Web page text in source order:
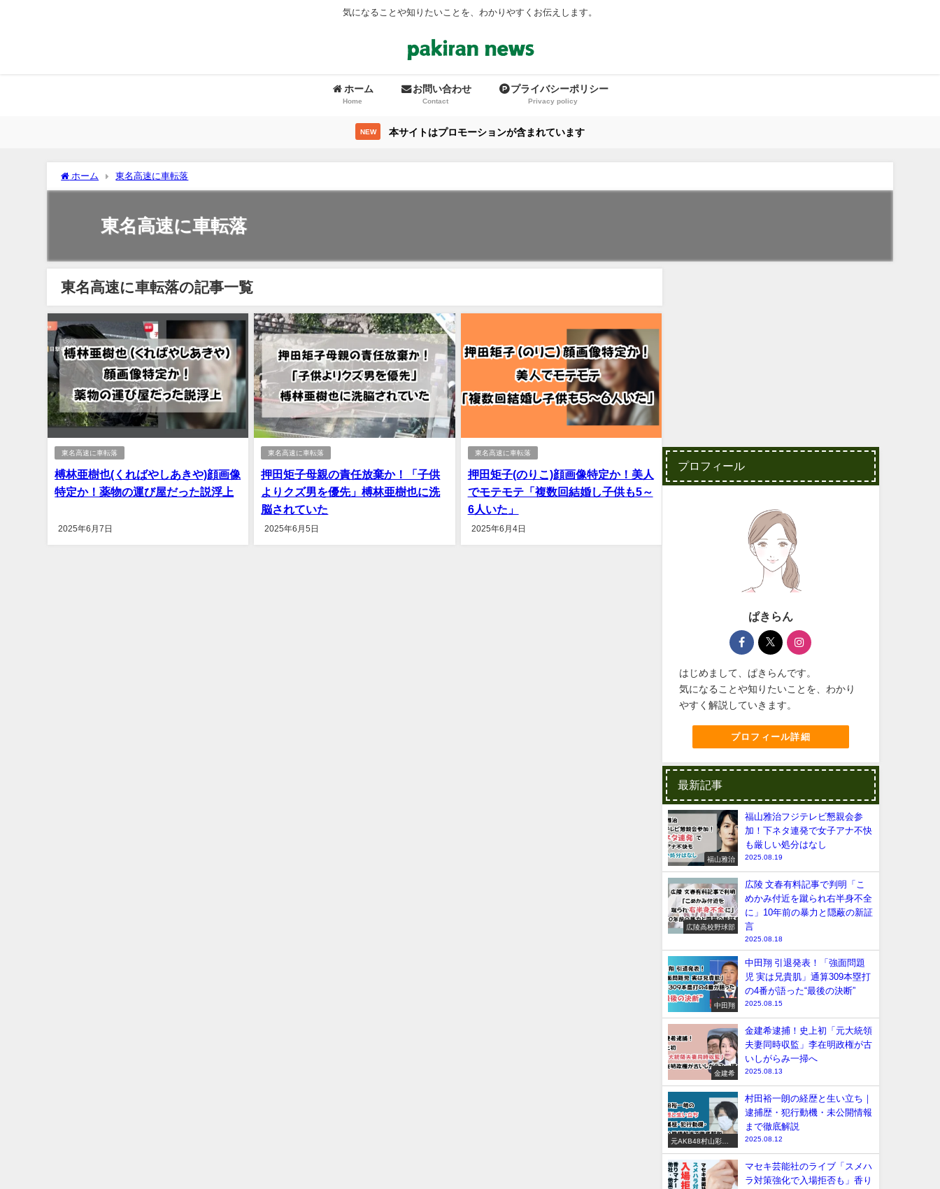
気になることや知りたいことを、わかりやすくお伝えします。
ホーム
Home
お問い合わせ
Contact
プライバシーポリシー
Privacy policy
NEW 本サイトはプロモーションが含まれています
ホーム 東名高速に車転落
東名高速に車転落
東名高速に車転落の記事一覧
東名高速に車転落
榑林亜樹也(くればやしあきや)顔画像
特定か！薬物の運び屋だった説浮上
2025年6月7日
東名高速に車転落
押田矩子母親の責任放棄か！「子供
よりクズ男を優先」榑林亜樹也に洗
脳されていた
2025年6月5日
東名高速に車転落
押田矩子(のりこ)顔画像特定か！美人
でモテモテ「複数回結婚し子供も5～
6人いた」
2025年6月4日
プロフィール
ぱきらん
はじめまして、ぱきらんです。
気になることや知りたいことを、わかり
やすく解説していきます。
プロフィール詳細
最新記事
福山雅治
福山雅治フジテレビ懇親会参
加！下ネタ連発で女子アナ不快
も厳しい処分はなし
2025.08.19
広陵高校野球部
広陵 文春有料記事で判明「こ
めかみ付近を蹴られ右半身不全
に」10年前の暴力と隠蔽の新証
言
2025.08.18
中田翔
中田翔 引退発表！「強面問題
児 実は兄貴肌」通算309本塁打
の4番が語った“最後の決断”
2025.08.15
金建希
金建希逮捕！史上初「元大統領
夫妻同時収監」李在明政権が古
いしがらみ一掃へ
2025.08.13
元AKB48村山彩希
脅迫事件
村田裕一朗の経歴と生い立ち｜
逮捕歴・犯行動機・未公開情報
まで徹底解説
2025.08.12
マセキ芸能社のライブ「スメハ
ラ対策強化で入場拒否も」香り